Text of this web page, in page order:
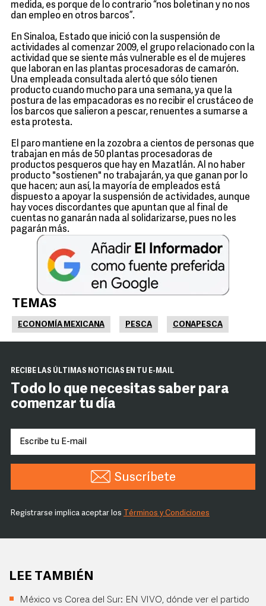
medida, es porque de lo contrario “nos boletinan y no nos
dan empleo en otros barcos”.
En Sinaloa, Estado que inició con la suspensión de
actividades al comenzar 2009, el grupo relacionado con la
actividad que se siente más vulnerable es el de mujeres
que laboran en las plantas procesadoras de camarón.
Una empleada consultada alertó que sólo tienen
producto cuando mucho para una semana, ya que la
postura de las empacadoras es no recibir el crustáceo de
los barcos que salieron a pescar, renuentes a sumarse a
esta protesta.
El paro mantiene en la zozobra a cientos de personas que
trabajan en más de 50 plantas procesadoras de
productos pesqueros que hay en Mazatlán. Al no haber
producto "sostienen" no trabajarán, ya que ganan por lo
que hacen; aun así, la mayoría de empleados está
dispuesto a apoyar la suspensión de actividades, aunque
hay voces discordantes que apuntan que al final de
cuentas no ganarán nada al solidarizarse, pues no les
pagarán más.
TEMAS
ECONOMÍA MEXICANA PESCA CONAPESCA
RECIBE LAS ÚLTIMAS NOTICIAS EN TU E-MAIL
Todo lo que necesitas saber para
comenzar tu día
Suscríbete
Registrarse implica aceptar los Términos y Condiciones
LEE TAMBIÉN
México vs Corea del Sur: EN VIVO, dónde ver el partido